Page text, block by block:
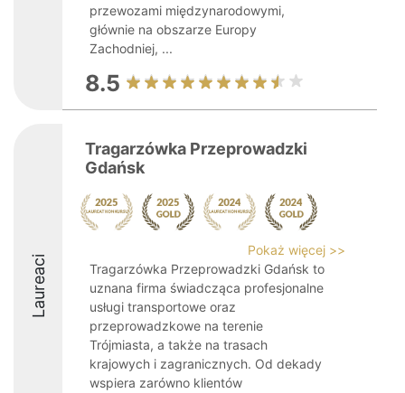
przewozami międzynarodowymi,
głównie na obszarze Europy
Zachodniej, ...
8.5
Laureaci
Tragarzówka Przeprowadzki
Gdańsk
Pokaż więcej >>
Tragarzówka Przeprowadzki Gdańsk to
uznana firma świadcząca profesjonalne
usługi transportowe oraz
przeprowadzkowe na terenie
Trójmiasta, a także na trasach
krajowych i zagranicznych. Od dekady
wspiera zarówno klientów